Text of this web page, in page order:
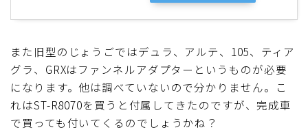
また旧型のじょうごではデュラ、アルテ、105、ティア
グラ、GRXはファンネルアダプターというものが必要
になります。他は調べていないので分かりません。こ
れはST-R8070を買うと付属してきたのですが、完成車
で買っても付いてくるのでしょうかね？